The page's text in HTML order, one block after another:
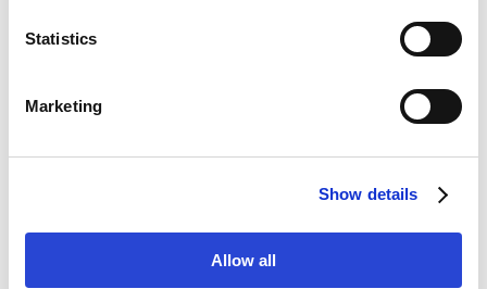
Statistics
Marketing
Show details
Allow all
Bestelloptionen:
Versand Deutschland
Lieferkonditionen: Die Lieferung erfolgt mit der
Deutschen Post (DHL) oder anderen
vergleichbaren Anbietern und ist versichert. Die